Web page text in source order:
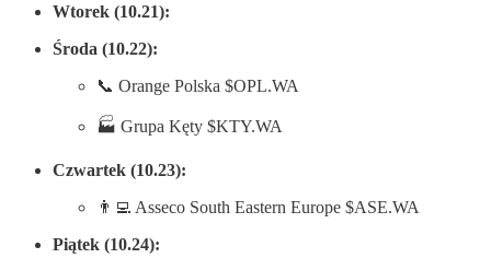
Wtorek (10.21):
Środa (10.22):
📞 Orange Polska $OPL.WA
🏭 Grupa Kęty $KTY.WA
Czwartek (10.23):
👨‍💻 Asseco South Eastern Europe $ASE.WA
Piątek (10.24):